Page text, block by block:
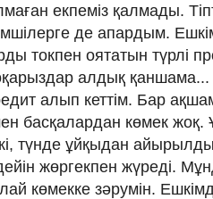
екпеміз қалмады.
де апардым.
токпен оятатын түрлі
алдық қаншама...
алып кеттім. Бар
басқалардан көмек
түнде ұйқыдан
жөргекпен жүреді.
көмекке зәрумін.